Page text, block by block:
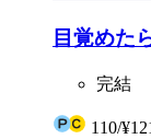
目覚めた
完結
110/